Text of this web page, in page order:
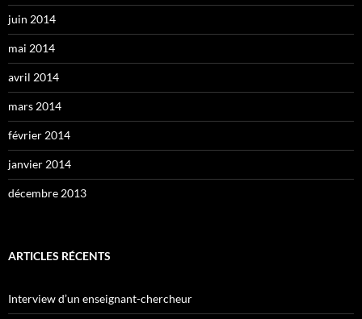
juin 2014
mai 2014
avril 2014
mars 2014
février 2014
janvier 2014
décembre 2013
ARTICLES RÉCENTS
Interview d’un enseignant-chercheur